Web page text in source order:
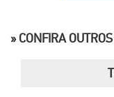
» CONFIRA